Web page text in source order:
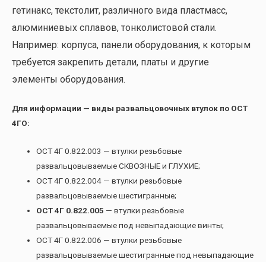
гетинакс, текстолит, различного вида пластмасс,
алюминиевых сплавов, тонколистовой стали.
Например: корпуса, панели оборудования, к которым
требуется закрепить детали, платы и другие
элементы оборудования.
Для информации — виды развальцовочных втулок по ОСТ
4ГО:
ОСТ 4Г 0.822.003 — втулки резьбовые
развальцовываемые СКВОЗНЫЕ и ГЛУХИЕ;
ОСТ 4Г 0.822.004 — втулки резьбовые
развальцовываемые шестигранные;
ОСТ 4Г 0.822.005 — втулки резьбовые
развальцовываемые под невыпадающие винты;
ОСТ 4Г 0.822.006 — втулки резьбовые
развальцовываемые шестигранные под невыпадающие